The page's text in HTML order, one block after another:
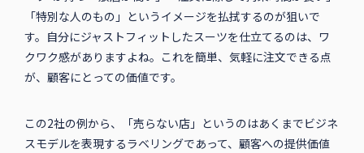
FABRIC TOKYOは店舗ではサイズの測定のみ行い、ネットで
オーダースーツを注文するスタイルが特徴です。“オーダース